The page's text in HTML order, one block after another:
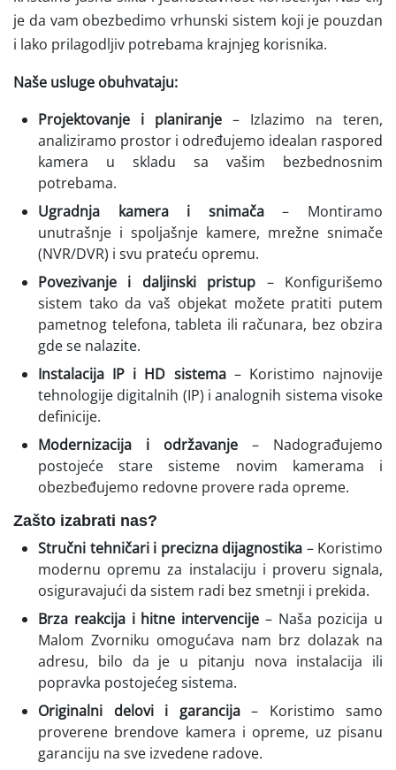
je da vam obezbedimo vrhunski sistem koji je pouzdan
i lako prilagodljiv potrebama krajnjeg korisnika.
Naše usluge obuhvataju:
Projektovanje i planiranje – Izlazimo na teren,
analiziramo prostor i određujemo idealan raspored
kamera u skladu sa vašim bezbednosnim
potrebama.
Ugradnja kamera i snimača– Montiramo
unutrašnje i spoljašnje kamere, mrežne snimače
(NVR/DVR) i svu prateću opremu.
Povezivanje i daljinski pristup – Konfigurišemo
sistem tako da vaš objekat možete pratiti putem
pametnog telefona, tableta ili računara, bez obzira
gde se nalazite.
Instalacija IP i HD sistema– Koristimo najnovije
tehnologije digitalnih (IP) i analognih sistema visoke
definicije.
Modernizacija i održavanje – Nadograđujemo
postojeće stare sisteme novim kamerama i
obezbeđujemo redovne provere rada opreme.
Zašto izabrati nas?
Stručni tehničari i precizna dijagnostika – Koristimo
modernu opremu za instalaciju i proveru signala,
osiguravajući da sistem radi bez smetnji i prekida.
Brza reakcija i hitne intervencije – Naša pozicija u
Malom Zvorniku omogućava nam brz dolazak na
adresu, bilo da je u pitanju nova instalacija ili
popravka postojećeg sistema.
Originalni delovi i garancija– Koristimo samo
proverene brendove kamera i opreme, uz pisanu
garanciju na sve izvedene radove.